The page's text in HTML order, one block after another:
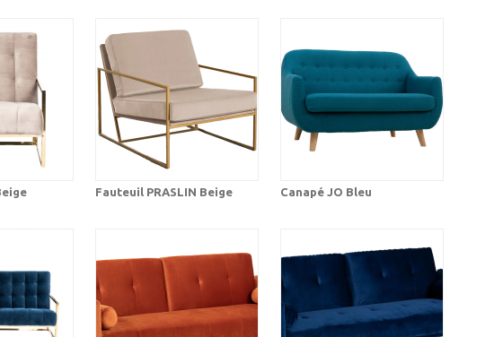
Fauteuil PRASLIN Beige Canapé JO Bleu